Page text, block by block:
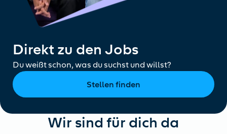
Direkt zu den Jobs
Du weißt schon, was du suchst und willst?
Stellen finden
Wir sind für dich da